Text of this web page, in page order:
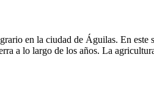
en la ciudad de Águilas. En este
a lo largo de los años. La